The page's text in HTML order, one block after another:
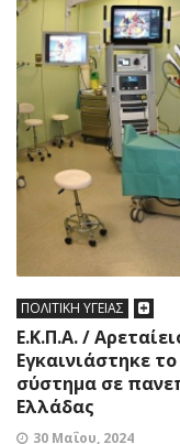
ΠΟΛΙΤΙΚΗ ΥΓΕΙΑΣ
Ε.Κ.Π.Α. /
Εγκαινιάστηκε
σύστημα σε
Ελλάδας
30 Μαΐου, 2024